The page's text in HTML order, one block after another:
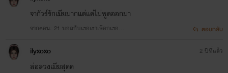
จากัวร์รักเมียมากแต่แค่ไม่พูดออกมา
จากตอน: 21 บอลกับเธอเราเลือกเธอ... ตอบกลับ
ilyxoxo
ล่อลวงเมียสุดด
2 ปีที่แล้ว